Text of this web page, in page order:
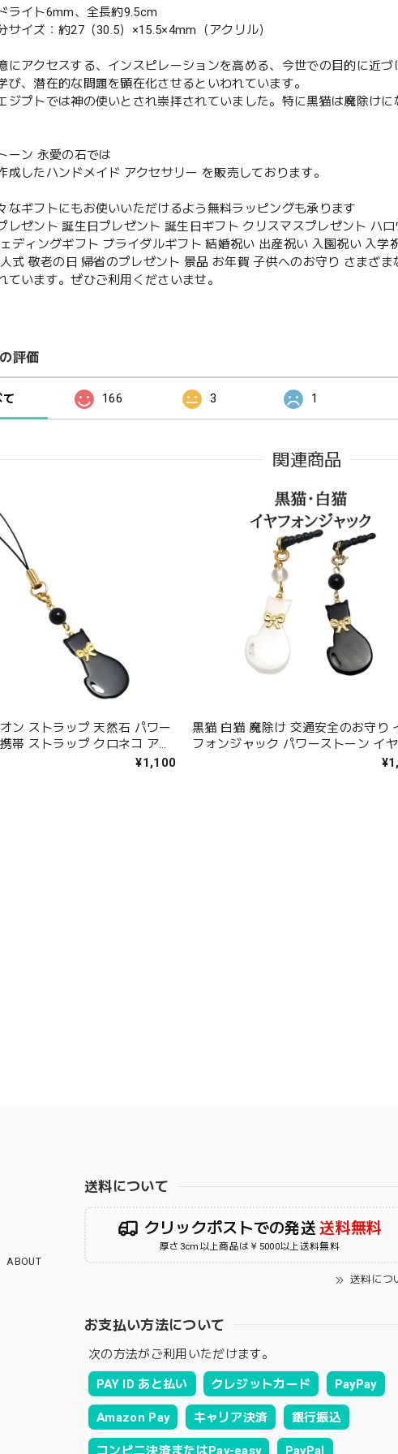
ライト6mm、全長約9.5cm
サイズ：約27（30.5）×15.5×4mm（アクリル）
にアクセスする、インスピレーションを高める、今世での目的に近
び、潜在的な問題を顕在化させるといわれています。
ジプトでは神の使いとされ崇拝されていました。特に黒猫は魔除けに
ーン 永愛の石では
成したハンドメイド アクセサリー を販売しております。
なギフトにもお使いいただけるよう無料ラッピングも承ります
レゼント 誕生日プレゼント 誕生日ギフト クリスマスプレゼント ハ
ディングギフト ブライダルギフト 結婚祝い 出産祝い 入園祝い 入学
式 敬老の日 帰省のプレゼント 景品 お年賀 子供へのお守り さまざ
ています。ぜひご利用くださいませ。
評価
て 166 3 1
関連商品
ン ストラップ 天然石 パワー
帯 ストラップ クロネコ アク
コ 黒水晶 魔除け ねこ 猫 お
¥1,100
黒猫 白猫 魔除け 交通安全のお守り
フォンジャック パワーストーン イ
ォンジャック モリオン ミルキーク
ABOUT
送料について
クリックポストでの発送 送料無料
厚さ3cm以上商品は￥5000以上送料無料
送料につ
お支払い方法について
次の方法がご利用いただけます。
PAY ID あと払い クレジットカード PayPay
Amazon Pay キャリア決済 銀行振込
コンビニ決済またはPay-easy PayPal